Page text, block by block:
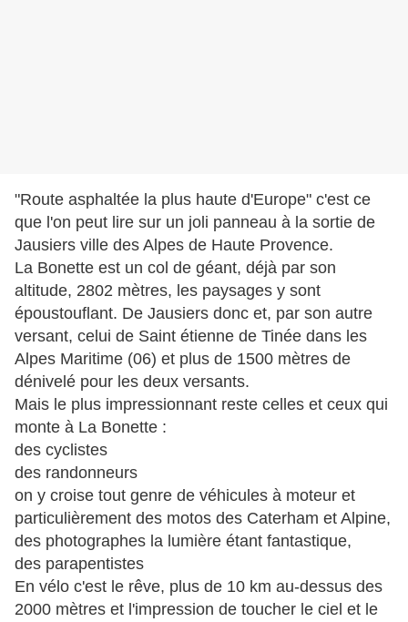
"Route asphaltée la plus haute d'Europe" c'est ce
que l'on peut lire sur un joli panneau à la sortie de
Jausiers ville des Alpes de Haute Provence.
La Bonette est un col de géant, déjà par son
altitude, 2802 mètres, les paysages y sont
époustouflant. De Jausiers donc et, par son autre
versant, celui de Saint étienne de Tinée dans les
Alpes Maritime (06) et plus de 1500 mètres de
dénivelé pour les deux versants.
Mais le plus impressionnant reste celles et ceux qui
monte à La Bonette :
des cyclistes
des randonneurs
on y croise tout genre de véhicules à moteur et
particulièrement des motos des Caterham et Alpine,
des photographes la lumière étant fantastique,
des parapentistes
En vélo c'est le rêve, plus de 10 km au-dessus des
2000 mètres et l'impression de toucher le ciel et le